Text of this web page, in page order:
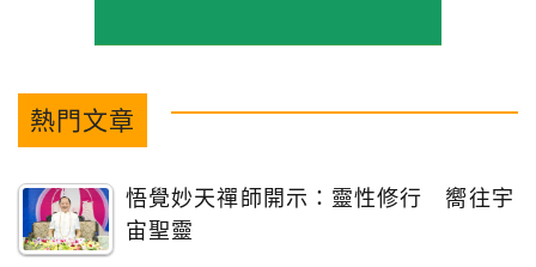
熱門文章
悟覺妙天禪師開示：靈性修行 嚮往宇
宙聖靈